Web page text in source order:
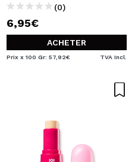
(0)
6,95€
ACHETER
Prix x 100 Gr: 57,92€ TVA Incl.